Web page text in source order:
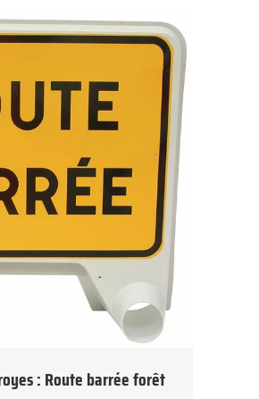
: Route barrée forêt